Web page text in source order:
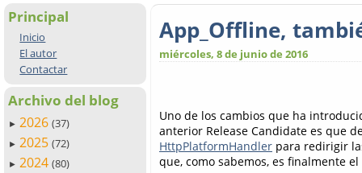
Principal
Inicio
El autor
Contactar
Archivo del blog
► 2026 (37)
► 2025 (72)
► 2024 (80)
App_Offline,
miércoles, 8 de junio de 2016
Uno de los cambios que ha
anterior Release Candidate es que
HttpPlatformHandler para redirigir
que, como sabemos, es finalmente